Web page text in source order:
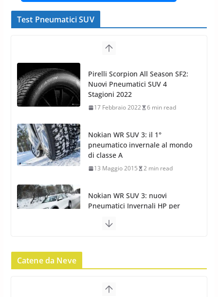
Test Pneumatici SUV
Pirelli Scorpion All Season SF2:
Nuovi Pneumatici SUV 4
Stagioni 2022
17 Febbraio 2022 6 min read
Nokian WR SUV 3: il 1°
pneumatico invernale al mondo
di classe A
13 Maggio 2015 2 min read
Nokian WR SUV 3: nuovi
Pneumatici Invernali HP per
23 Aprile 2013
Yokohama Geolandar G073: nuovi
22 Novembre 2012
Catene da Neve